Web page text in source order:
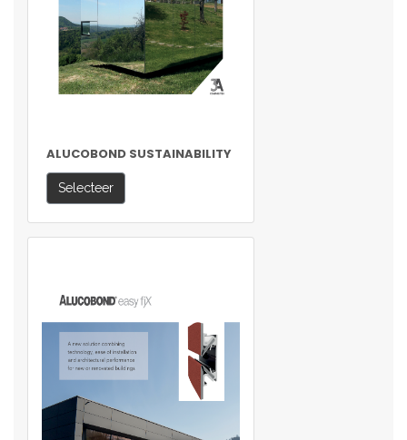
ALUCOBOND SUSTAINABILITY
Selecteer